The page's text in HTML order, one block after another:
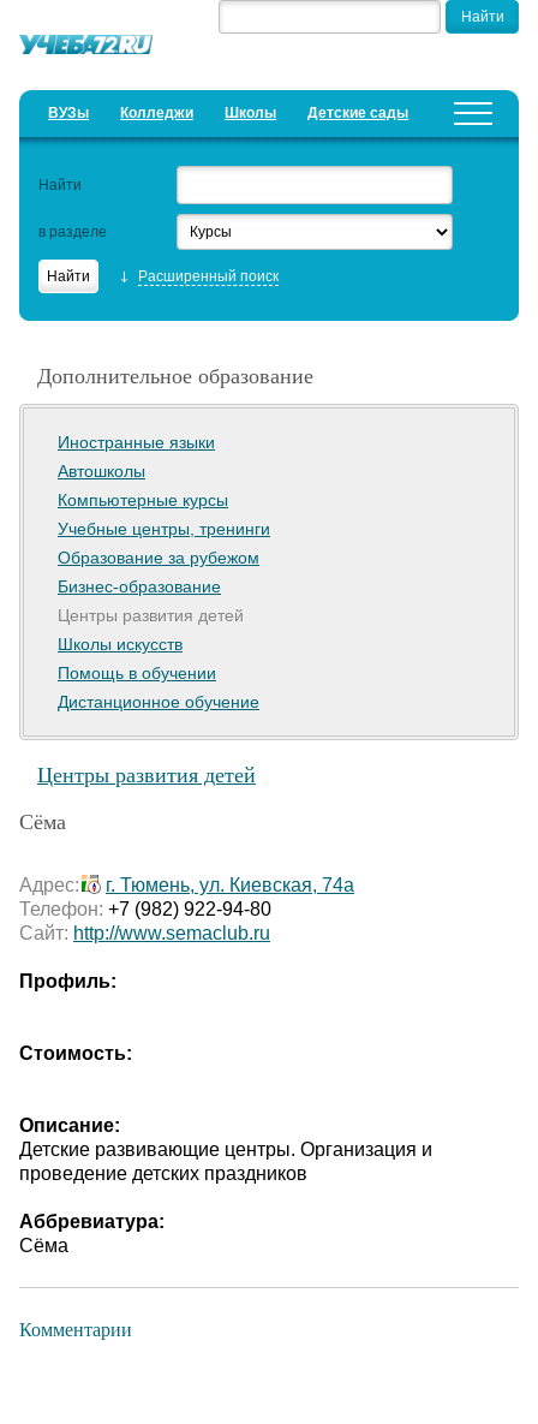
ВУЗы Колледжи Школы Детские сады
Добавить уч. заведение Предложить новость
Образовательный кредит
Найти
в разделе
Расширенный поиск
Дополнительное образование
Иностранные языки
Автошколы
Компьютерные курсы
Учебные центры, тренинги
Образование за рубежом
Бизнес-образование
Центры развития детей
Школы искусств
Помощь в обучении
Дистанционное обучение
Центры развития детей
Сёма
Адрес:
г. Тюмень, ул. Киевская, 74а
Телефон: +7 (982) 922-94-80
Сайт: http://www.semaclub.ru
Профиль:
Стоимость:
Описание:
Детские развивающие центры. Организация и
проведение детских праздников
Аббревиатура:
Сёма
Комментарии